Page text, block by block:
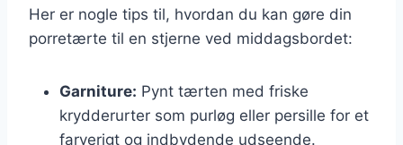
Her er nogle tips til, hvordan du kan gøre din
porretærte til en stjerne ved middagsbordet:
Garniture: Pynt tærten med friske
krydderurter som purløg eller persille for et
farverigt og indbydende udseende.